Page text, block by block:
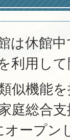
は休館
利用し
似機能
庭総合
ープン